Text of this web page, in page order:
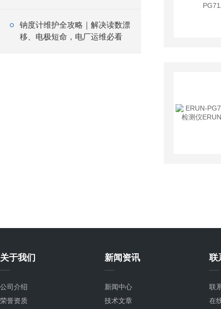
钠度计维护全攻略｜解决读数漂
移、电极短命，电厂运维必看
关于我们
公司介绍
荣誉资质
新闻资讯
新闻中心
技术文章
联
联
在